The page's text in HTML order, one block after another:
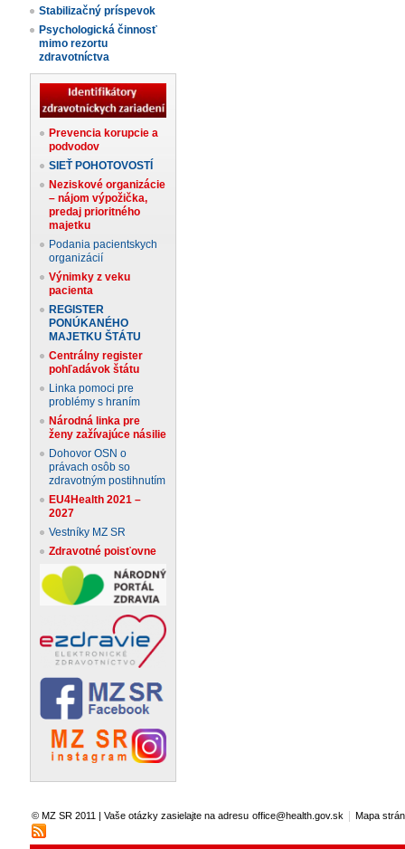
Stabilizačný príspevok
Psychologická činnosť
mimo rezortu
zdravotníctva
Prevencia korupcie a
podvodov
SIEŤ POHOTOVOSTÍ
Neziskové organizácie
– nájom výpožička,
predaj prioritného
majetku
Podania pacientskych
organizácií
Výnimky z veku
pacienta
REGISTER
PONÚKANÉHO
MAJETKU ŠTÁTU
Centrálny register
pohľadávok štátu
Linka pomoci pre
problémy s hraním
Národná linka pre
ženy zažívajúce násilie
Dohovor OSN o
právach osôb so
zdravotným postihnutím
EU4Health 2021 –
2027
Vestníky MZ SR
Zdravotné poisťovne
© MZ SR 2011 | Vaše otázky zasielajte na adresu office@health.gov.sk Mapa